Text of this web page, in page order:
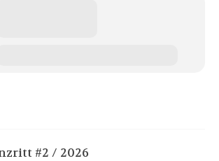
#2 / 2026